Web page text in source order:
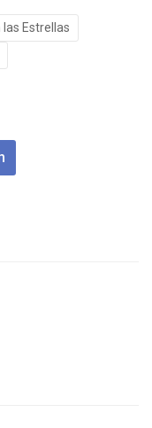
las Estrellas